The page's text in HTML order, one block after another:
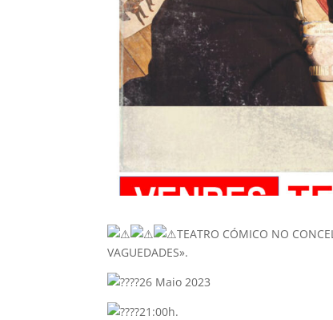
TEATRO CÓMICO NO
VAGUEDADES».
26 Maio 2023
21:00h.